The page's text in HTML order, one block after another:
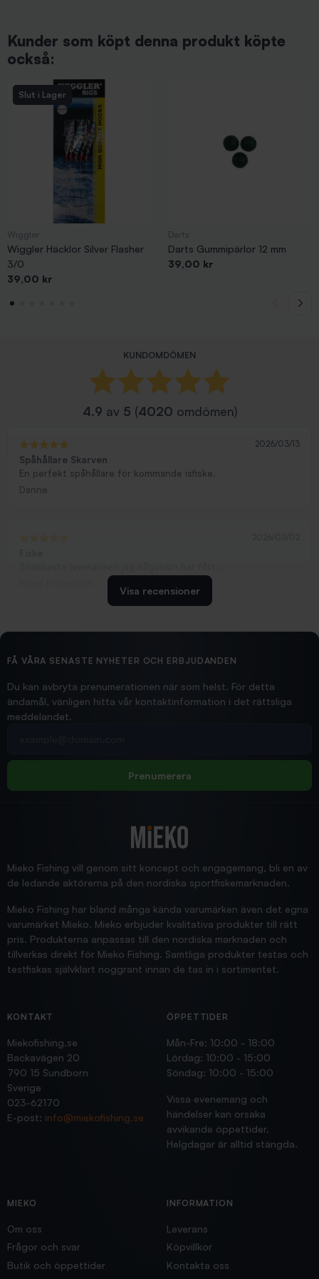
Kunder som köpt denna produkt köpte
också:
Slut i Lager
Wiggler Häcklor Silver Flasher
3/0
Pris
39,00 kr
Darts Gummipärlor 12 mm
Pris
39,00 kr
KUNDOMDÖMEN
4.9 av 5 (4020 omdömen)
2026/03/13
Spåhållare Skarven
En perfekt spåhållare för kommande isfiske.
Danne
2026/02/19
Hittade exakt vad jag behövde. Snabb och bra...
Jensa
Visa recensioner
FÅ VÅRA SENASTE NYHETER OCH ERBJUDANDEN
Du kan avbryta prenumerationen när som helst. För detta
ändamål, vänligen hitta vår kontaktinformation i det rättsliga
meddelandet.
Prenumerera
Mieko Fishing vill genom sitt koncept och engagemang, bli en av
de ledande aktörerna på den nordiska sportfiskemarknaden.
Mieko Fishing har bland många kända varumärken även det egna
varumärket Mieko. Mieko erbjuder kvalitativa produkter till rätt
pris. Produkterna anpassas till den nordiska marknaden och
tillverkas direkt för Mieko Fishing. Samtliga produkter testas och
testfiskas självklart noggrant innan de tas in i sortimentet.
KONTAKT
Miekofishing.se
Backavägen 20
790 15 Sundborn
Sverige
023-62170
E-post: info@miekofishing.se
ÖPPETTIDER
Mån-Fre: 10:00 - 18:00
Lördag: 10:00 - 15:00
Söndag: 10:00 - 15:00
Vissa evenemang och
händelser kan orsaka
avvikande öppettider.
Helgdagar är alltid stängda.
MIEKO
Om oss
Frågor och svar
Butik och öppettider
INFORMATION
Leverans
Köpvillkor
Kontakta oss